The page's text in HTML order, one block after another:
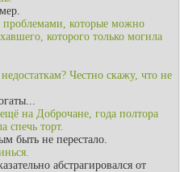
проблемами, которые можно
которого только могила
Честно скажу, что не
на Доброчане, года полтора
спечь торт.
быть не перестало.
абстрагировался от